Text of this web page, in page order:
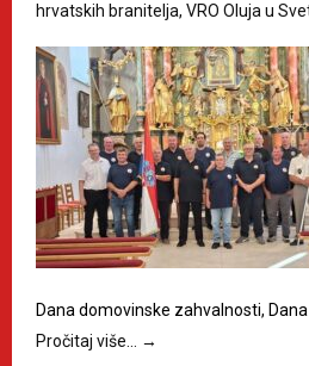
hrvatskih branitelja, VRO Oluja u
Dana domovinske zahvalnosti,
Pročitaj više… →